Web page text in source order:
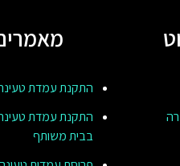
התקנת עמדת
התקנת עמדת
בבית משותף